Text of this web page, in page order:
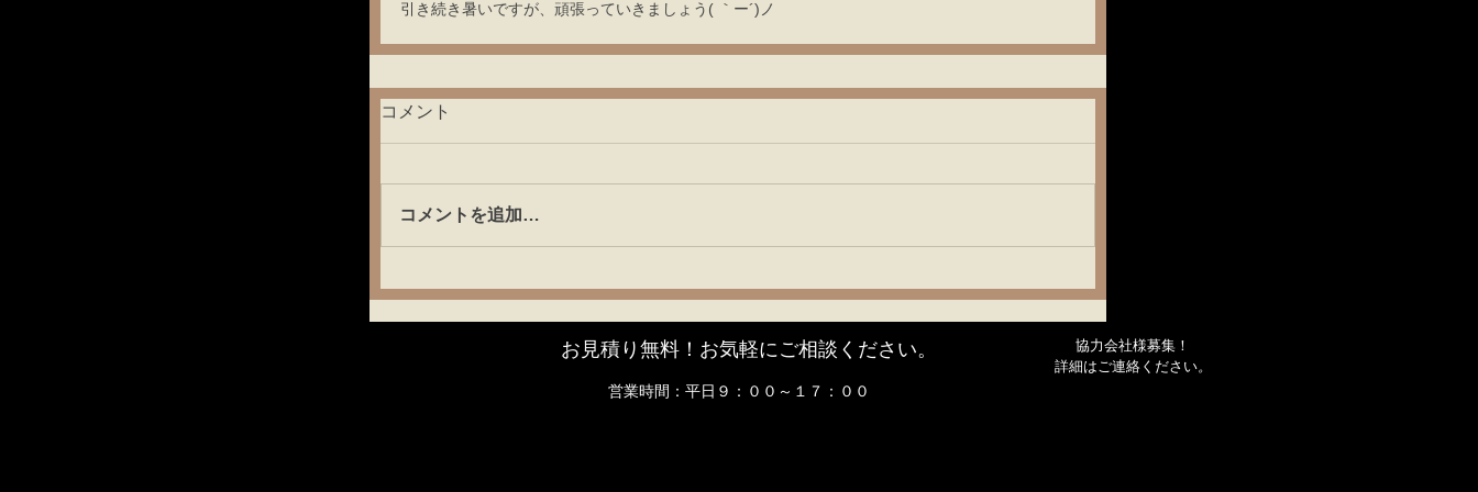
引き続き暑いですが、頑張っていきましょう( ｀ー´)ノ
コメント
コメントを追加…
お見積り無料！お気軽にご相談ください。
協力会社様募集！
詳細はご連絡ください。
営業時間：平日９：００～１７：００